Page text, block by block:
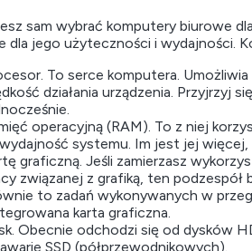
sam wybrać komputery biurowe
dla jego użyteczności i wydajności.
To serce komputera.
działania urządzenia. Przyjrzyj
operacyjną (RAM). To z niej
systemu. Im jest jej więcej,
graficzną. Jeśli zamierzasz
związanej z grafiką, ten podzespół
to zadań wykonywanych w
karta graficzna.
Obecnie odchodzi się od dysków
SSD (półprzewodnikowych).